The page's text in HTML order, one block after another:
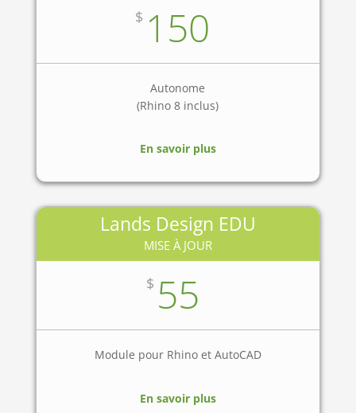
$ 150
Autonome
(Rhino 8 inclus)
En savoir plus
Lands Design EDU
MISE À JOUR
$ 55
Module pour Rhino et AutoCAD
En savoir plus